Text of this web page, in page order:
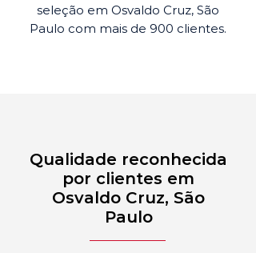
seleção em Osvaldo Cruz, São
Paulo com mais de 900 clientes.
Qualidade reconhecida
por clientes em
Osvaldo Cruz, São
Paulo